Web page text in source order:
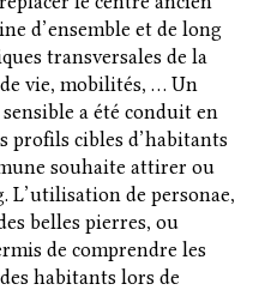
d’ensemble et de long
transversales de la
vie, mobilités, … Un
a été conduit en
profils cibles d’habitants
souhaite attirer ou
de personae,
belles pierres, ou
de comprendre les
habitants lors de